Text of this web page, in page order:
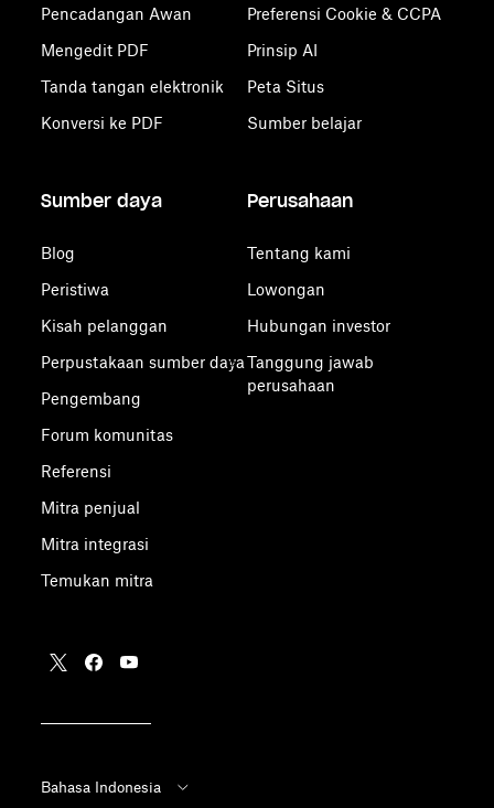
Pencadangan Awan
Mengedit PDF
Tanda tangan elektronik
Konversi ke PDF
Preferensi Cookie & CCPA
Prinsip AI
Peta Situs
Sumber belajar
Sumber daya
Blog
Peristiwa
Kisah pelanggan
Perpustakaan sumber daya
Pengembang
Forum komunitas
Referensi
Mitra penjual
Mitra integrasi
Temukan mitra
Perusahaan
Tentang kami
Lowongan
Hubungan investor
Tanggung jawab
perusahaan
Bahasa Indonesia